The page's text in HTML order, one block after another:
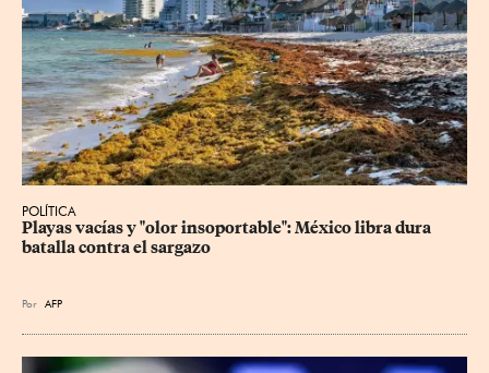
POLÍTICA
Playas vacías y "olor insoportable": México libra dura
batalla contra el sargazo
Por AFP